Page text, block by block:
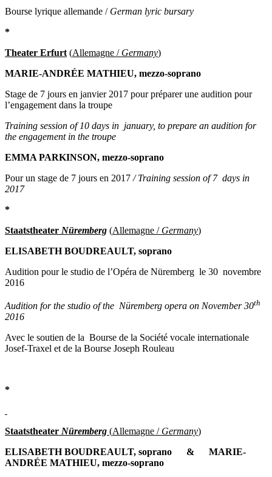
Bourse lyrique allemande / German lyric bursary
*
Theater Erfurt (Allemagne / Germany)
MARIE-ANDRÉE MATHIEU, mezzo-soprano
Stage de 7 jours en janvier 2017 pour préparer une audition pour
l’engagement dans la troupe
Training session of 10 days in january, to prepare an audition for
the engagement in the troupe
EMMA PARKINSON, mezzo-soprano
Pour un stage de 7 jours en 2017 / Training session of 7 days in
2017
*
Staatstheater Nüremberg (Allemagne / Germany)
ELISABETH BOUDREAULT, soprano
Audition pour le studio de l’Opéra de Nüremberg le 30 novembre
2016
Audition for the studio of the Nüremberg opera on November 30th
2016
Avec le soutien de la Bourse de la Société vocale internationale
Josef-Traxel et de la Bourse Joseph Rouleau
*
Staatstheater Nüremberg (Allemagne / Germany)
ELISABETH BOUDREAULT, soprano & MARIE-
ANDRÉE MATHIEU, mezzo-soprano